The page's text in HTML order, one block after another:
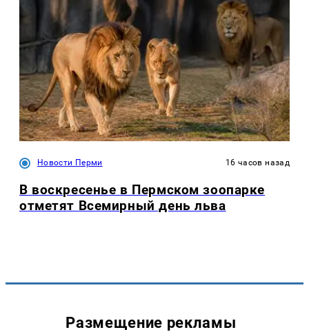
Новости Перми 16 часов назад
В воскресенье в Пермском зоопарке
отметят Всемирный день льва
Размещение рекламы